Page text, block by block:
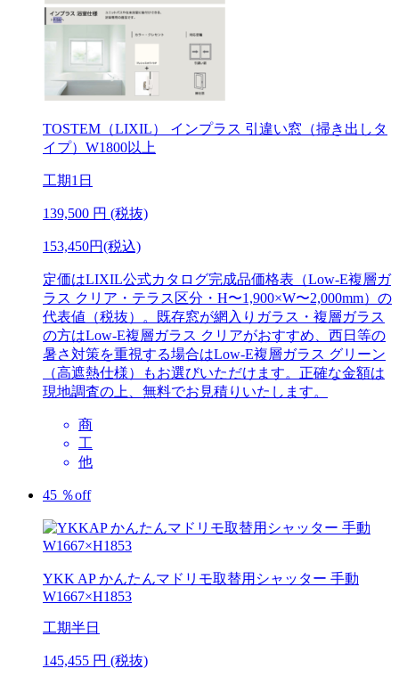
TOSTEM（LIXIL）
インプラス 引違い窓（掃き出しタ
イプ）W1800以上
工期1日
139,500 円 (税抜)
153,450円(税込)
定価はLIXIL公式カタログ完成品価格表（Low-E複層ガ
ラス クリア・テラス区分・H〜1,900×W〜2,000mm）の
代表値（税抜）。既存窓が網入りガラス・複層ガラス
の方はLow-E複層ガラス クリアがおすすめ、西日等の
暑さ対策を重視する場合はLow-E複層ガラス グリーン
（高遮熱仕様）もお選びいただけます。正確な金額は
現地調査の上、無料でお見積りいたします。
商
工
他
45 ％off
YKK AP かんたんマドリモ取替用シャッター 手動
W1667×H1853
工期半日
145,455 円 (税抜)